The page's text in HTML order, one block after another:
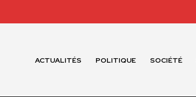
ACTUALITÉS POLITIQUE SOCIÉTÉ